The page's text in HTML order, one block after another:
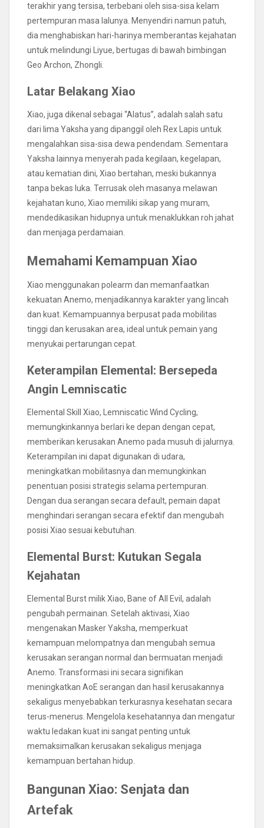
terakhir yang tersisa, terbebani oleh sisa-sisa kelam
pertempuran masa lalunya. Menyendiri namun patuh,
dia menghabiskan hari-harinya memberantas kejahatan
untuk melindungi Liyue, bertugas di bawah bimbingan
Geo Archon, Zhongli.
Latar Belakang Xiao
Xiao, juga dikenal sebagai “Alatus”, adalah salah satu
dari lima Yaksha yang dipanggil oleh Rex Lapis untuk
mengalahkan sisa-sisa dewa pendendam. Sementara
Yaksha lainnya menyerah pada kegilaan, kegelapan,
atau kematian dini, Xiao bertahan, meski bukannya
tanpa bekas luka. Terrusak oleh masanya melawan
kejahatan kuno, Xiao memiliki sikap yang muram,
mendedikasikan hidupnya untuk menaklukkan roh jahat
dan menjaga perdamaian.
Memahami Kemampuan Xiao
Xiao menggunakan polearm dan memanfaatkan
kekuatan Anemo, menjadikannya karakter yang lincah
dan kuat. Kemampuannya berpusat pada mobilitas
tinggi dan kerusakan area, ideal untuk pemain yang
menyukai pertarungan cepat.
Keterampilan Elemental: Bersepeda
Angin Lemniscatic
Elemental Skill Xiao, Lemniscatic Wind Cycling,
memungkinkannya berlari ke depan dengan cepat,
memberikan kerusakan Anemo pada musuh di jalurnya.
Keterampilan ini dapat digunakan di udara,
meningkatkan mobilitasnya dan memungkinkan
penentuan posisi strategis selama pertempuran.
Dengan dua serangan secara default, pemain dapat
menghindari serangan secara efektif dan mengubah
posisi Xiao sesuai kebutuhan.
Elemental Burst: Kutukan Segala
Kejahatan
Elemental Burst milik Xiao, Bane of All Evil, adalah
pengubah permainan. Setelah aktivasi, Xiao
mengenakan Masker Yaksha, memperkuat
kemampuan melompatnya dan mengubah semua
kerusakan serangan normal dan bermuatan menjadi
Anemo. Transformasi ini secara signifikan
meningkatkan AoE serangan dan hasil kerusakannya
sekaligus menyebabkan terkurasnya kesehatan secara
terus-menerus. Mengelola kesehatannya dan mengatur
waktu ledakan kuat ini sangat penting untuk
memaksimalkan kerusakan sekaligus menjaga
kemampuan bertahan hidup.
Bangunan Xiao: Senjata dan
Artefak